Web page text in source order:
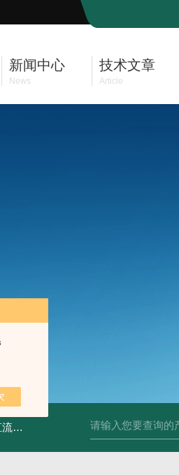
新闻中心
News
技术文章
Article
试 PAV320-1.3